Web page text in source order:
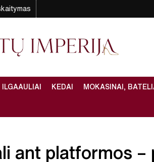
ILGAAULIAI KEDAI MOKASINAI,
ant platformos